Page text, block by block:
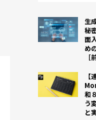
生
秘
面
め
［
和
う
と